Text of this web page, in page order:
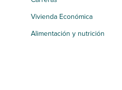
Vivienda Económica
Alimentación y nutrición